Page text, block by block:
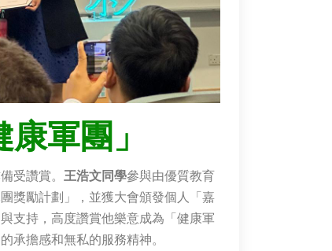
軍團」
受讚賞。 王浩文同學參與由優質教育
獎勵計劃」，並獲大會頒發個人「嘉
支持，高度讚賞他樂意成為「健康軍
承擔感和無私的服務精神。